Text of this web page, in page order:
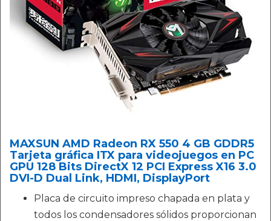
MAXSUN AMD Radeon RX 550 4 GB GDDR5
Tarjeta gráfica ITX para videojuegos en PC
GPU 128 Bits DirectX 12 PCI Express X16 3.0
DVI-D Dual Link, HDMI, DisplayPort
Placa de circuito impreso chapada en plata y
todos los condensadores sólidos proporcionan